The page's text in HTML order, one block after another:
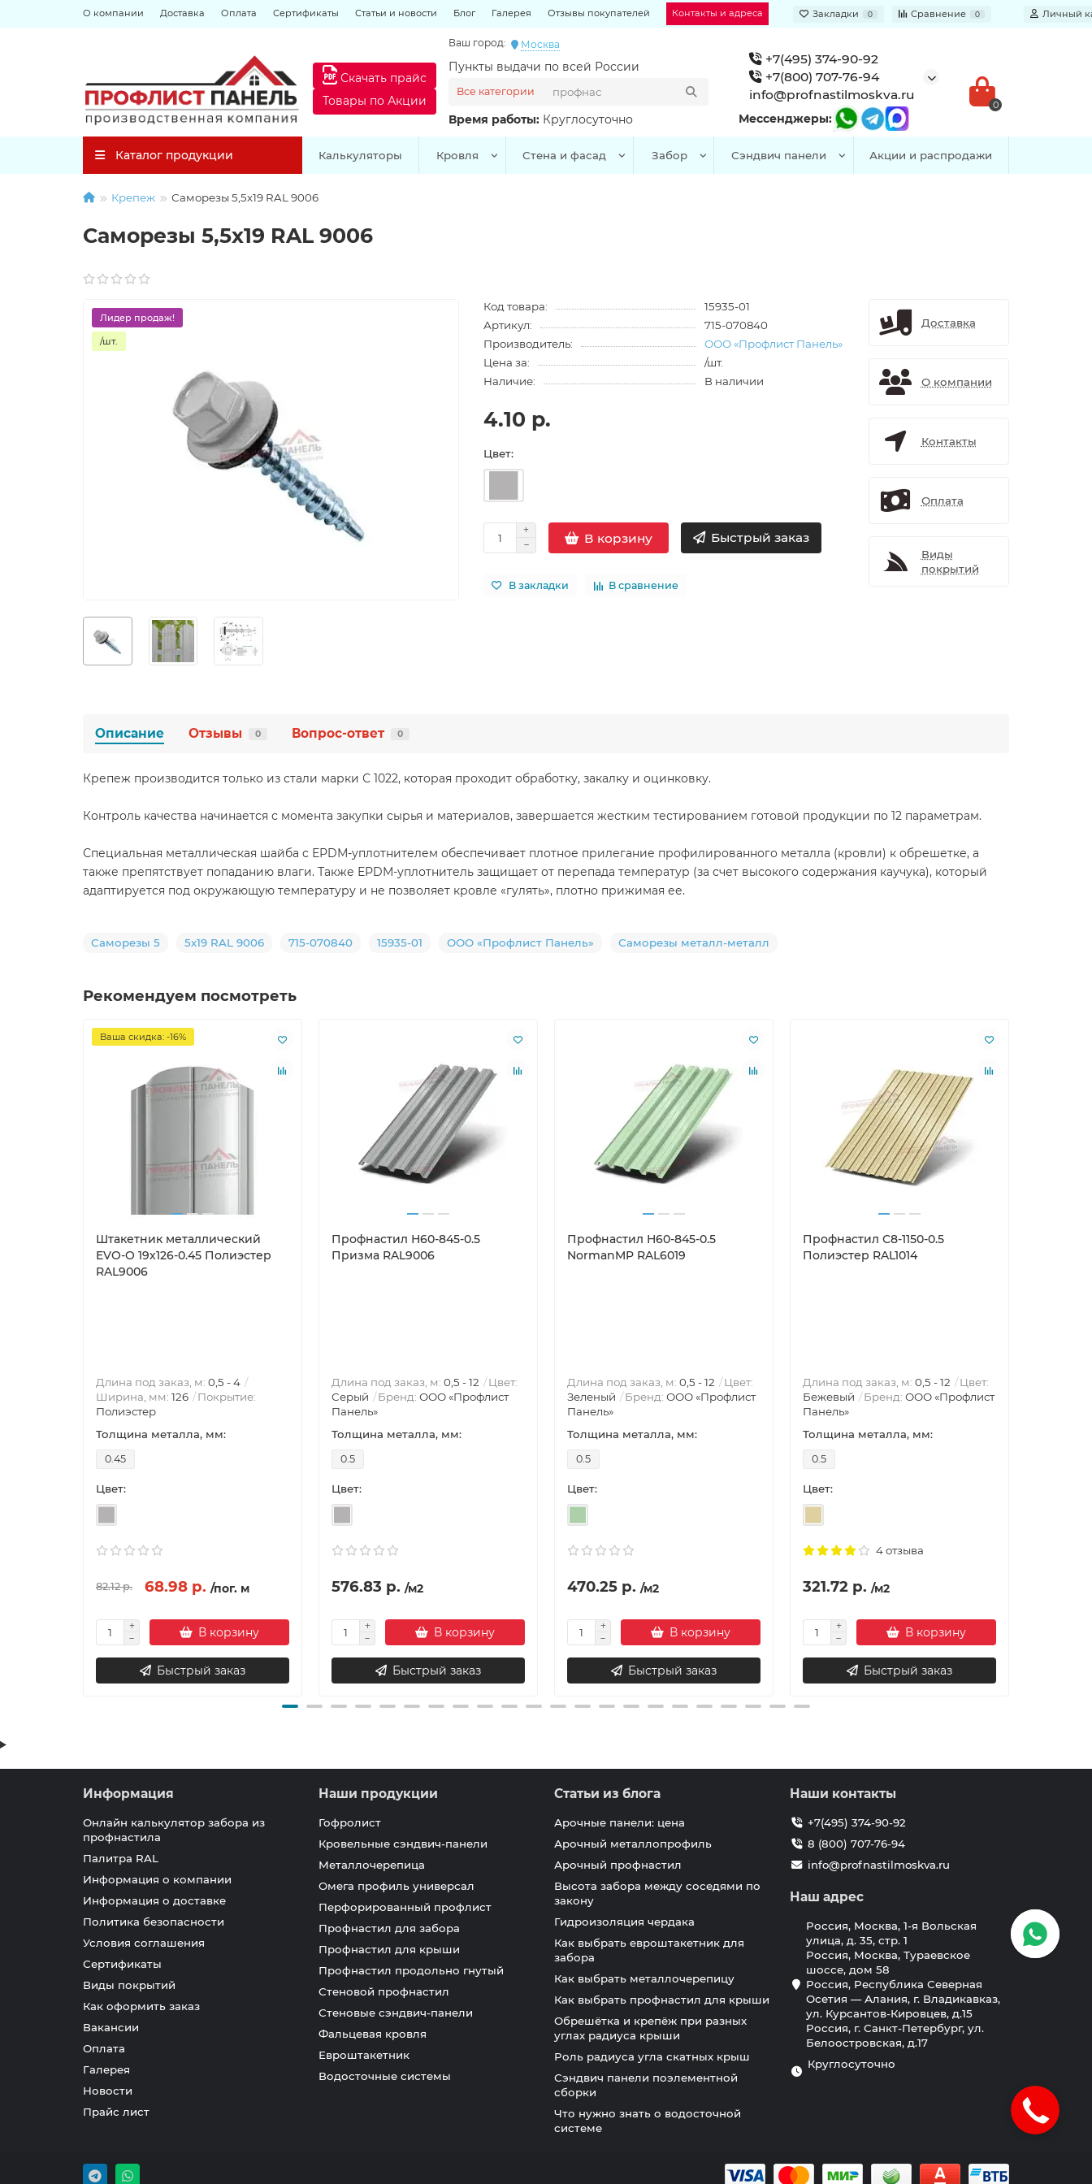
О компании Доставка Оплата Сертификаты Статьи и новости Блог Галерея Отзывы покупателей Контакты и адреса Закладки 0 Сравнение 0 Личный
Ваш город: Москва
Пункты выдачи по всей России
Время работы: Круглосуточно
Все категории
Скачать прайс
Товары по Акции
+7(495) 374-90-92
+7(800) 707-76-94
info@profnastilmoskva.ru
Мессенджеры:
0
Каталог продукции Калькуляторы Кровля Стена и фасад Забор Сэндвич панели Акции и распродажи
Крепеж Саморезы 5,5х19 RAL 9006
Саморезы 5,5х19 RAL 9006
Лидер продаж!
/шт.
Код товара:
15935-01
Артикул:
715-070840
Производитель:
ООО «Профлист Панель»
Цена за:
/шт.
Наличие:
В наличии
4.10 р.
Цвет:
В корзину Быстрый заказ
В закладки В сравнение
Доставка
О компании
Контакты
Оплата
Виды
покрытий
Описание Отзывы 0 Вопрос-ответ 0
Крепеж производится только из стали марки С 1022, которая проходит обработку, закалку и оцинковку.
Контроль качества начинается с момента закупки сырья и материалов, завершается жестким тестированием готовой продукции по 12 параметрам.
Специальная металлическая шайба с ЕРDМ-уплотнителем обеспечивает плотное прилегание профилированного металла (кровли) к обрешетке, а
также препятствует попаданию влаги. Также ЕРDМ-уплотнитель защищает от перепада температур (за счет высокого содержания каучука), который
адаптируется под окружающую температуру и не позволяет кровле «гулять», плотно прижимая ее.
Саморезы 5 5х19 RAL 9006 715-070840 15935-01 ООО «Профлист Панель» Саморезы металл-металл
Рекомендуем посмотреть
Ваша скидка: -16%
Штакетник металлический
EVO-O 19х126-0.45 Полиэстер
RAL9006
Длина под заказ, м: 0,5 - 4
Ширина, мм: 126
Покрытие:
Полиэстер
Толщина металла, мм:
0.45
Цвет:
82.12 р. 68.98 р. /пог. м
В корзину
Быстрый заказ
Профнастил Н60-845-0.5
Призма RAL9006
Длина под заказ, м: 0,5 - 12
Цвет:
Серый
Бренд: ООО «Профлист
Панель»
Толщина металла, мм:
0.5
Цвет:
576.83 р. /м2
В корзину
Быстрый заказ
Профнастил Н60-845-0.5
NormanMP RAL6019
Длина под заказ, м: 0,5 - 12
Цвет:
Зеленый
Бренд: ООО «Профлист
Панель»
Толщина металла, мм:
0.5
Цвет:
470.25 р. /м2
В корзину
Быстрый заказ
Профнастил С8-1150-0.5
Полиэстер RAL1014
Длина под заказ, м: 0,5 - 12
Цвет:
Бежевый
Бренд: ООО «Профлист
Панель»
Толщина металла, мм:
0.5
Цвет:
4 отзыва
321.72 р. /м2
В корзину
Быстрый заказ
Информация
Онлайн калькулятор забора из
профнастила
Палитра RAL
Информация о компании
Информация о доставке
Политика безопасности
Условия соглашения
Сертификаты
Виды покрытий
Как оформить заказ
Вакансии
Оплата
Галерея
Новости
Прайс лист
Наши продукции
Гофролист
Кровельные сэндвич-панели
Металлочерепица
Омега профиль универсал
Перфорированный профлист
Профнастил для забора
Профнастил для крыши
Профнастил продольно гнутый
Стеновой профнастил
Стеновые сэндвич-панели
Фальцевая кровля
Евроштакетник
Водосточные системы
Статьи из блога
Арочные панели: цена
Арочный металлопрофиль
Арочный профнастил
Высота забора между соседями по
закону
Гидроизоляция чердака
Как выбрать евроштакетник для
забора
Как выбрать металлочерепицу
Как выбрать профнастил для крыши
Обрешётка и крепёж при разных
углах радиуса крыши
Роль радиуса угла скатных крыш
Сэндвич панели поэлементной
сборки
Что нужно знать о водосточной
системе
Наши контакты
+7(495) 374-90-92
8 (800) 707-76-94
info@profnastilmoskva.ru
Наш адрес
Россия, Москва, 1-я Вольская
улица, д. 35, стр. 1
Россия, Москва, Тураевское
шоссе, дом 58
Россия, Республика Северная
Осетия — Алания, г. Владикавказ,
ул. Курсантов-Кировцев, д.15
Россия, г. Санкт-Петербург, ул.
Белоостровская, д.17
Круглосуточно